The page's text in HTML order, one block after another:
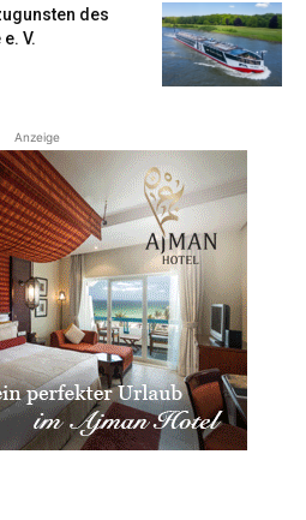
des
V.
Anzeige